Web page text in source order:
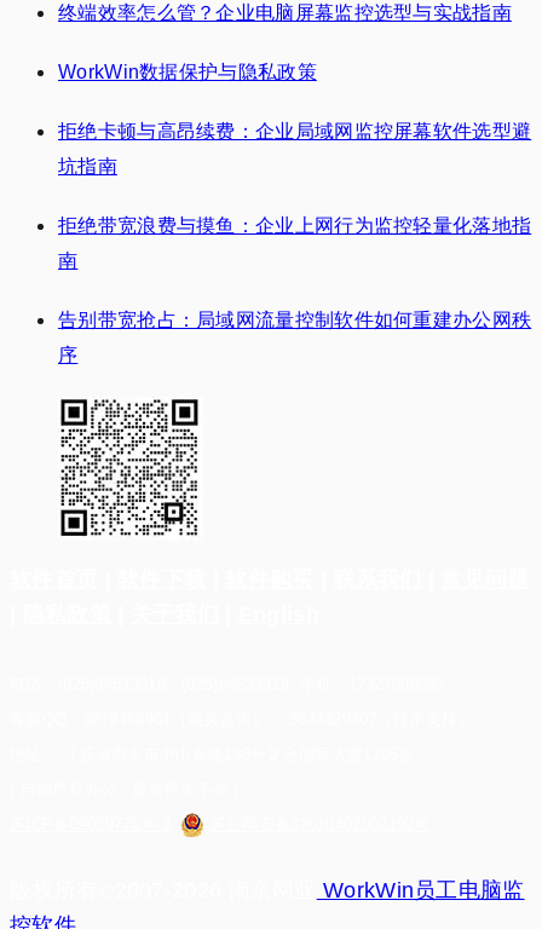
终端效率怎么管？企业电脑屏幕监控选型与实战指南
WorkWin数据保护与隐私政策
拒绝卡顿与高昂续费：企业局域网监控屏幕软件选型避
坑指南
拒绝带宽浪费与摸鱼：企业上网行为监控轻量化落地指
南
告别带宽抢占：局域网流量控制软件如何重建办公网秩
序
WorkWin员工电脑监